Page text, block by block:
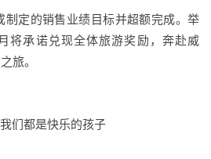
定的销售业绩目标并超额完成。举
将承诺兑现全体旅游奖励，奔赴威
旅。
们都是快乐的孩子